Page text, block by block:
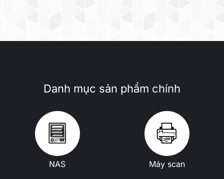
Danh mục sản phẩm chính
NAS Máy scan